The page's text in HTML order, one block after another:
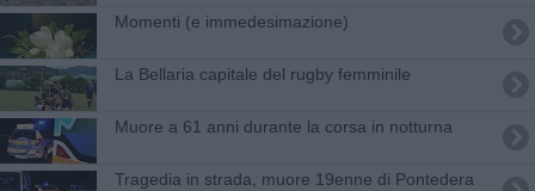
Momenti (e immedesimazione)
La Bellaria capitale del rugby femminile
Muore a 61 anni durante la corsa in notturna
Tragedia in strada, muore 19enne di Pontedera